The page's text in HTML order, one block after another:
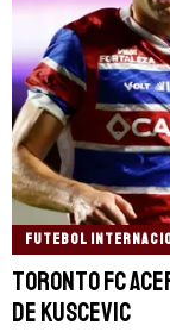
FUTEBOL
Toronto FC
de Kuscevic